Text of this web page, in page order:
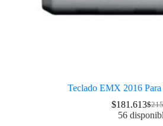
Teclado EMX 2016
$
$181.613
56